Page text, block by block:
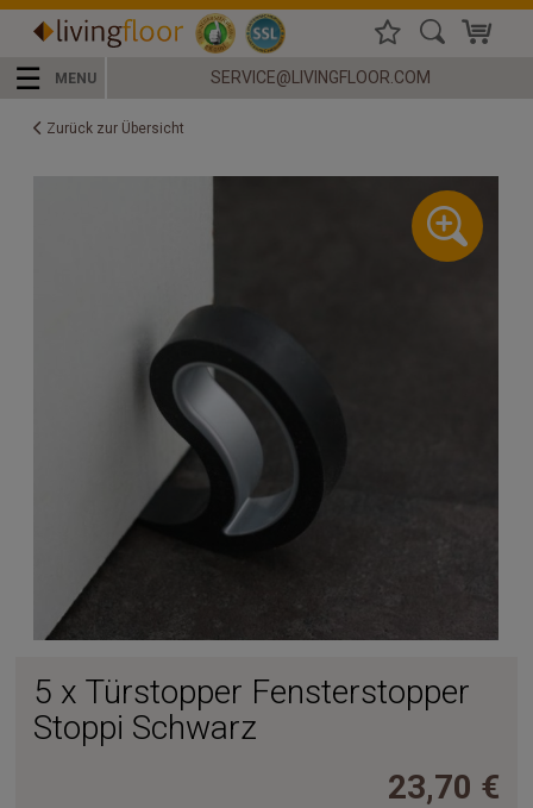
☰ MENU SERVICE@LIVINGFLOOR.COM
Zurück zur Übersicht
5 x Türstopper Fensterstopper
Stoppi Schwarz
23,70 €